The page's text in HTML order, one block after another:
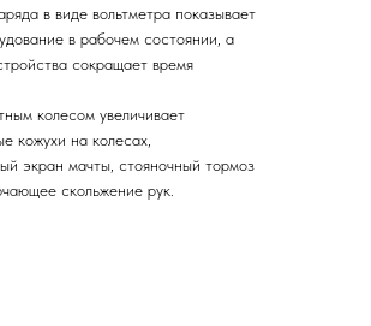
в виде вольтметра показывает
в рабочем состоянии, а
сокращает время
колесом увеличивает
кожухи на колесах,
экран мачты, стояночный тормоз
скольжение рук.